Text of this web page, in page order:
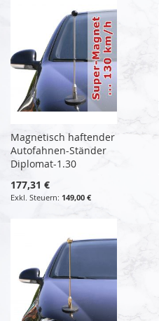
Magnetisch haftender
Autofahnen-Ständer
Diplomat-1.30
177,31 €
149,00 €